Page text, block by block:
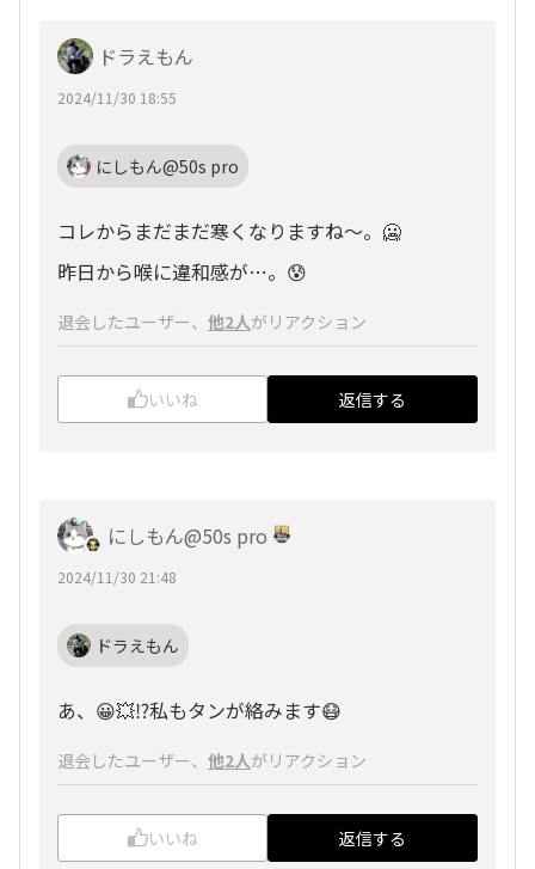
ドラえもん
2024/11/30 18:55
にしもん@50s pro
コレからまだまだ寒くなりますね〜。🥶
昨日から喉に違和感が…。😰
退会したユーザー、 他2人がリアクション
いいね 返信する
にしもん@50s pro
2024/11/30 21:48
ドラえもん
あ、😀💥⁉️私もタンが絡みます😷
退会したユーザー、 他2人がリアクション
いいね 返信する